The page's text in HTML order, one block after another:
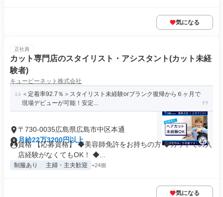
気になる
正社員
カット専門店のスタイリスト・アシスタント(カット未経
験者)
キュービーネット株式会社
＜定着率92.7％＞スタイリスト未経験orブランク復帰から６ヶ月で
現場デビューが可能！安定...
〒730-0035広島県広島市中区本通
月給22万3200円以上
資格 【応募資格】 ◆美容師免許をお持ちの方 ◆カットでの入
店経験がなくてもOK！ ◆...
制服あり 主婦・主夫歓迎 +24個
気になる